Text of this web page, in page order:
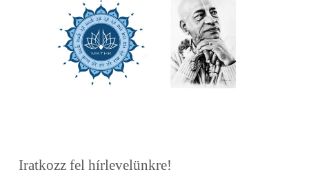
Iratkozz fel hírlevelünkre!